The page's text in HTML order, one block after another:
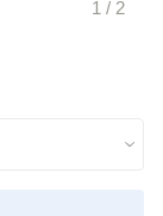
1 / 2